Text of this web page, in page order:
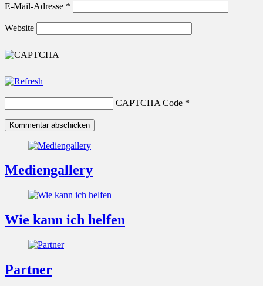
E-Mail-Adresse *
Website
CAPTCHA Code *
Mediengallery
Wie kann ich helfen
Partner